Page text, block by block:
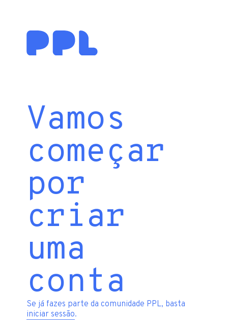
Vamos
começar
por
criar
uma
conta
Se já fazes parte da comunidade PPL, basta
iniciar sessão.